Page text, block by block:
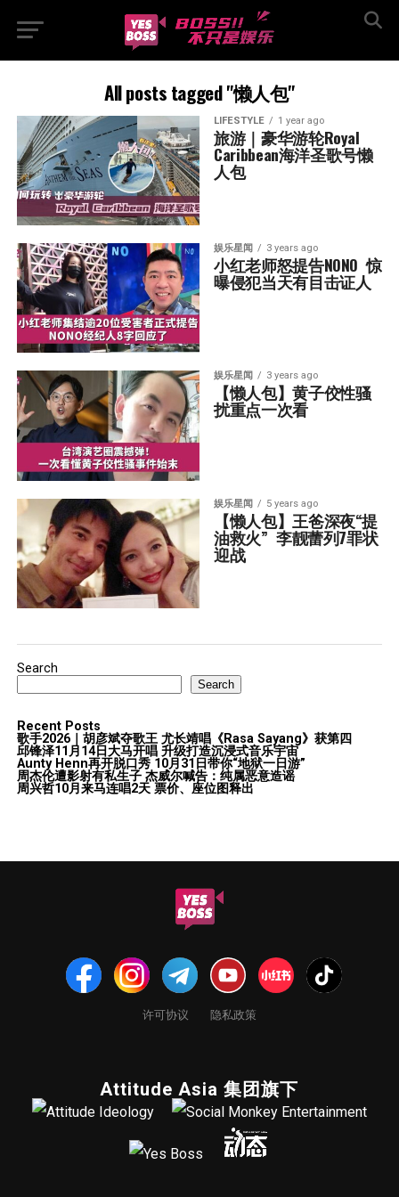
All posts tagged "懒人包"
LIFESTYLE 1 year ago
旅游｜豪华游轮Royal
Caribbean海洋圣歌号懒
人包
娱乐星闻 3 years ago
小红老师怒提告NONO  惊
曝侵犯当天有目击证人
娱乐星闻 3 years ago
【懒人包】黄子佼性骚
扰重点一次看
娱乐星闻 5 years ago
【懒人包】王爸深夜“提
油救火”  李靓蕾列7罪状
迎战
Search
Search
Recent Posts
歌手2026｜胡彦斌夺歌王 尤长靖唱《Rasa Sayang》获第四
邱锋泽11月14日大马开唱 升级打造沉浸式音乐宇宙
Aunty Henn再开脱口秀 10月31日带你“地狱一日游”
周杰伦遭影射有私生子 杰威尔喊告：纯属恶意造谣
周兴哲10月来马连唱2天 票价、座位图释出
许可协议 隐私政策
Attitude Asia 集团旗下